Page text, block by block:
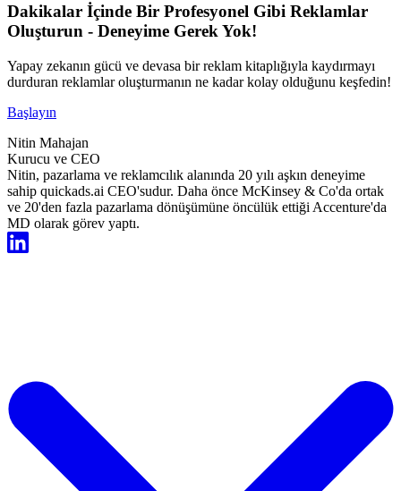
Dakikalar İçinde Bir Profesyonel Gibi Reklamlar
Oluşturun - Deneyime Gerek Yok!
Yapay zekanın gücü ve devasa bir reklam kitaplığıyla kaydırmayı
durduran reklamlar oluşturmanın ne kadar kolay olduğunu keşfedin!
Başlayın
Nitin Mahajan
Kurucu ve CEO
Nitin, pazarlama ve reklamcılık alanında 20 yılı aşkın deneyime
sahip quickads.ai CEO'sudur. Daha önce McKinsey & Co'da ortak
ve 20'den fazla pazarlama dönüşümüne öncülük ettiği Accenture'da
MD olarak görev yaptı.